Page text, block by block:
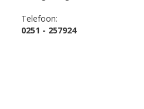
Telefoon:
0251 - 257924